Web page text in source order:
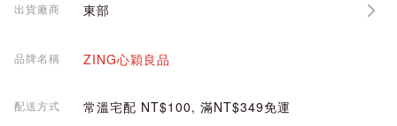
出貨廠商 東部
品牌名稱 ZING心穎良品
配送方式 常溫宅配 NT$100, 滿NT$349免運